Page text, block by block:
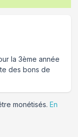
la 3ème année
des bons de
monétisés. En